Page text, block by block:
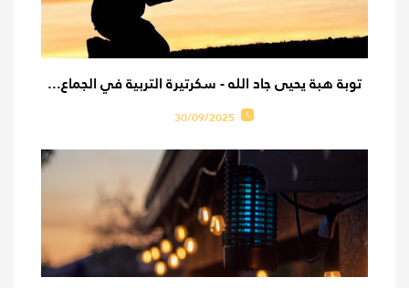
توبة هبة يحيى جاد الله - سكرتيرة التربية في الجماع...
30/09/2025